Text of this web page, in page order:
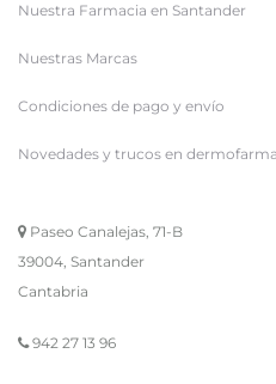
Nuestra Farmacia en Santander
Nuestras Marcas
Condiciones de pago y envío
Novedades y trucos en
Paseo Canalejas, 71-B
39004, Santander
Cantabria
942 27 13 96